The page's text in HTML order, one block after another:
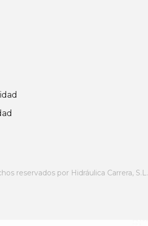
reservados por Hidráulica Carrera, S.L.